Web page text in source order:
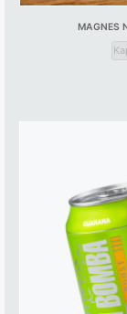
MAGNES